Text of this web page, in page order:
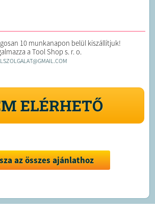
10 munkanapon belül kiszállítjuk!
a Tool Shop s. r. o.
ELÉRHETŐ
az összes ajánlathoz